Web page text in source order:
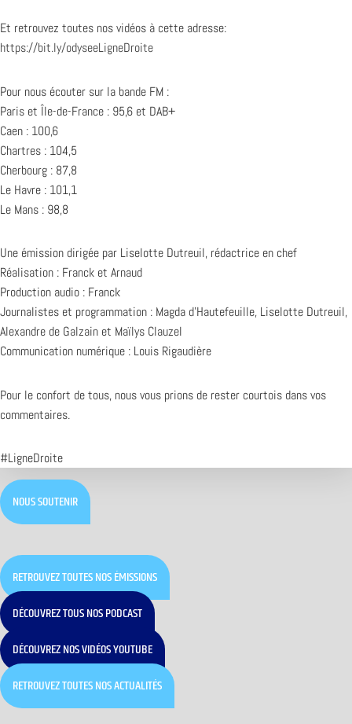
Et retrouvez toutes nos vidéos à cette adresse:
https://bit.ly/odyseeLigneDroite
Pour nous écouter sur la bande FM :
Paris et Île-de-France : 95,6 et DAB+
Caen : 100,6
Chartres : 104,5
Cherbourg : 87,8
Le Havre : 101,1
Le Mans : 98,8
Une émission dirigée par Liselotte Dutreuil, rédactrice en chef
Réalisation : Franck et Arnaud
Production audio : Franck
Journalistes et programmation : Magda d’Hautefeuille, Liselotte Dutreuil,
Alexandre de Galzain et Maïlys Clauzel
Communication numérique : Louis Rigaudière
Pour le confort de tous, nous vous prions de rester courtois dans vos
commentaires.
#LigneDroite
NOUS SOUTENIR
RETROUVEZ TOUTES NOS ÉMISSIONS
DÉCOUVREZ TOUS NOS PODCAST
DÉCOUVREZ NOS VIDÉOS YOUTUBE
RETROUVEZ TOUTES NOS ACTUALITÉS